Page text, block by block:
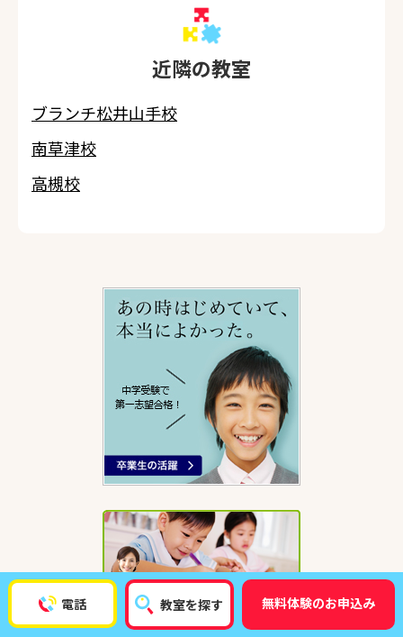
電話 教室を探す 無料体験のお申込み
近隣の教室
ブランチ松井山手校
南草津校
高槻校